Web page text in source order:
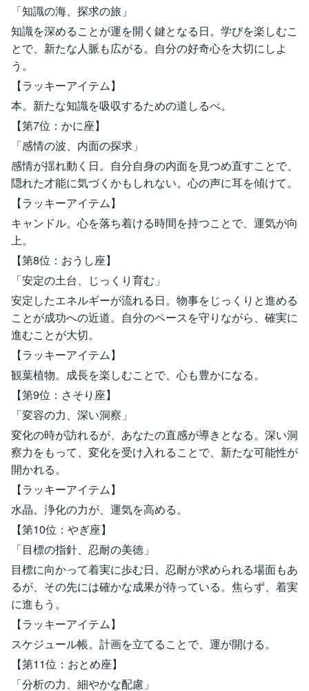
「知識の海、探求の旅」
知識を深めることが運を開く鍵となる日。学びを楽しむこ
とで、新たな人脈も広がる。自分の好奇心を大切にしよ
う。
【ラッキーアイテム】
本。新たな知識を吸収するための道しるべ。
【第7位：かに座】
「感情の波、内面の探求」
感情が揺れ動く日。自分自身の内面を見つめ直すことで、
隠れた才能に気づくかもしれない。心の声に耳を傾けて。
【ラッキーアイテム】
キャンドル。心を落ち着ける時間を持つことで、運気が向
上。
【第8位：おうし座】
「安定の土台、じっくり育む」
安定したエネルギーが流れる日。物事をじっくりと進める
ことが成功への近道。自分のペースを守りながら、確実に
進むことが大切。
【ラッキーアイテム】
観葉植物。成長を楽しむことで、心も豊かになる。
【第9位：さそり座】
「変容の力、深い洞察」
変化の時が訪れるが、あなたの直感が導きとなる。深い洞
察力をもって、変化を受け入れることで、新たな可能性が
開かれる。
【ラッキーアイテム】
水晶。浄化の力が、運気を高める。
【第10位：やぎ座】
「目標の指針、忍耐の美徳」
目標に向かって着実に歩む日。忍耐が求められる場面もあ
るが、その先には確かな成果が待っている。焦らず、着実
に進もう。
【ラッキーアイテム】
スケジュール帳。計画を立てることで、運が開ける。
【第11位：おとめ座】
「分析の力、細やかな配慮」